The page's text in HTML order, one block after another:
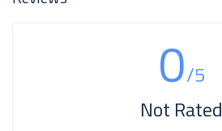
0/5
Not Rated